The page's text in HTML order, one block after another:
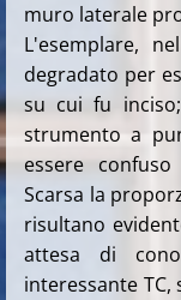
muro laterale
L'esemplare,
degradato per
su cui fu
strumento a
essere
Scarsa la
risultano
attesa di
interessante